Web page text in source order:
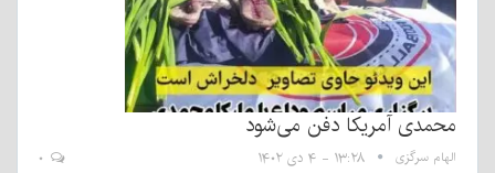
محمدی آمریکا دفن می‌شود
الهام سرگزی ۱۳:۲۸ - ۴ دی ۱۴۰۲